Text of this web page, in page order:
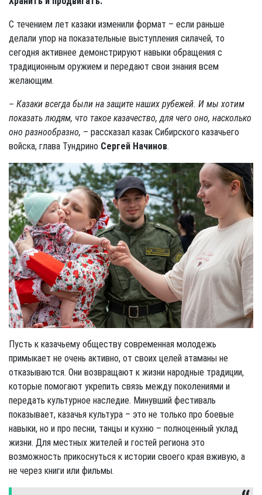
С течением лет казаки изменили формат – если раньше
делали упор на показательные выступления силачей, то
сегодня активнее демонстрируют навыки обращения с
традиционным оружием и передают свои знания всем
желающим.
– Казаки всегда были на защите наших рубежей. И мы хотим
показать людям, что такое казачество, для чего оно, насколько
оно разнообразно, – рассказал казак Сибирского казачьего
войска, глава Тундрино Сергей Начинов.
Пусть к казачьему обществу современная молодежь
примыкает не очень активно, от своих целей атаманы не
отказываются. Они возвращают к жизни народные традиции,
которые помогают укрепить связь между поколениями и
передать культурное наследие. Минувший фестиваль
показывает, казачья культура – это не только про боевые
навыки, но и про песни, танцы и кухню – полноценный уклад
жизни. Для местных жителей и гостей региона это
возможность прикоснуться к истории своего края вживую, а
не через книги или фильмы.